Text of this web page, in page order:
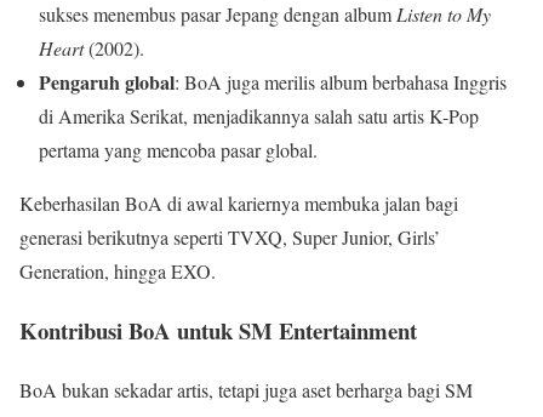
sukses menembus pasar Jepang dengan album Listen to My
Heart(2002).
Pengaruh global: BoA juga merilis album berbahasa Inggris
di Amerika Serikat, menjadikannya salah satu artis K-Pop
pertama yang mencoba pasar global.
Keberhasilan BoA di awal kariernya membuka jalan bagi
generasi berikutnya seperti TVXQ, Super Junior, Girls’
Generation, hingga EXO.
Kontribusi BoA untuk SM Entertainment
BoA bukan sekadar artis, tetapi juga aset berharga bagi SM